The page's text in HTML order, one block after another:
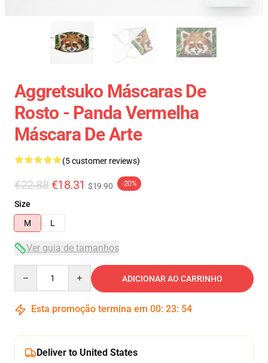
Aggretsuko Máscaras De
Rosto - Panda Vermelha
Máscara De Arte
(5 customer reviews)
€22.88 €18.31 $19.90 -20%
Size
M
L
Ver guia de tamanhos
ADICIONAR AO CARRINHO
Esta promoção termina em 00: 23: 53
Deliver to United States